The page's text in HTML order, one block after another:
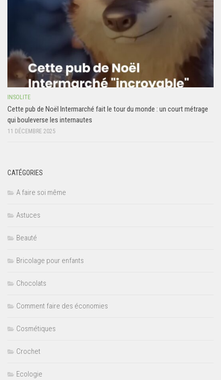
INSOLITE
Cette pub de Noël Intermarché fait le tour du monde : un court métrage
qui bouleverse les internautes
11 DÉCEMBRE 2025
CATÉGORIES
A faire soi même
Astuces
Beauté
Bricolage pour enfants
Chocolats
Comment faire des économies
Cosmétiques
Crochet
Ecologie